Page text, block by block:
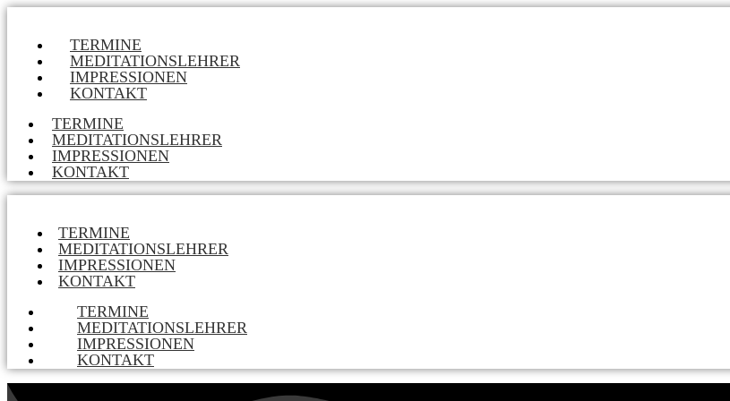
TERMINE
MEDITATIONSLEHRER
IMPRESSIONEN
KONTAKT
TERMINE
MEDITATIONSLEHRER
IMPRESSIONEN
KONTAKT
TERMINE
MEDITATIONSLEHRER
IMPRESSIONEN
KONTAKT
TERMINE
MEDITATIONSLEHRER
IMPRESSIONEN
KONTAKT